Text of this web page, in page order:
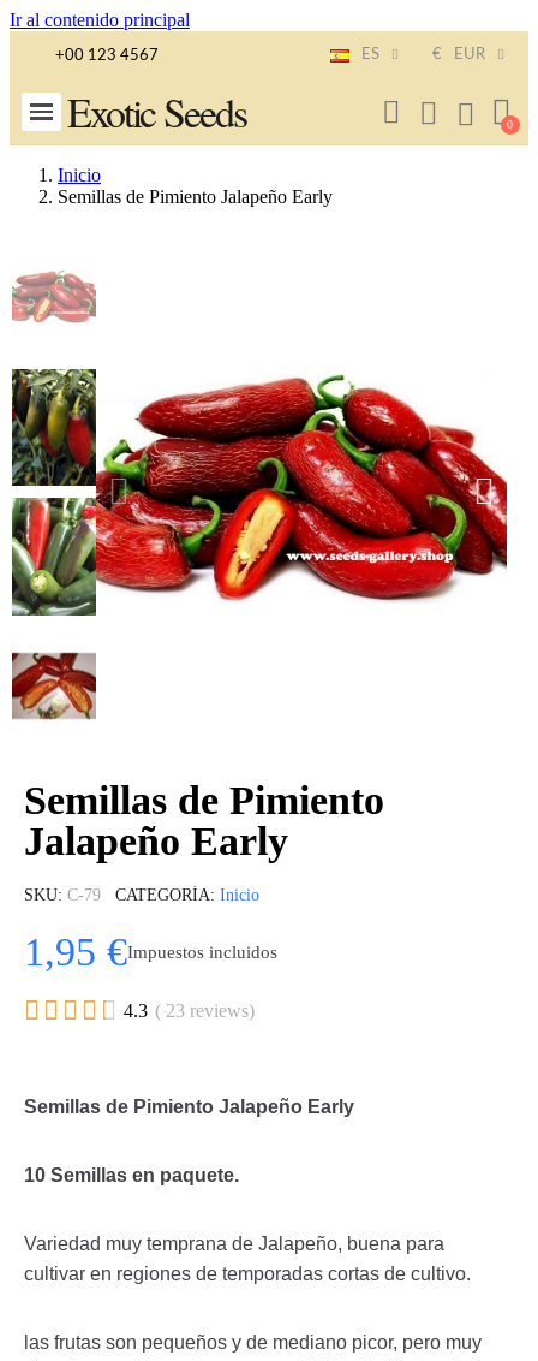
Ir al contenido principal
+00 123 4567 ES € EUR
Exotic Seeds
Inicio
Semillas de Pimiento Jalapeño Early
Semillas de Pimiento
Jalapeño Early
SKU C-79 CATEGORÍA Inicio
1,95 €Impuestos incluidos
     4.3 ( 23 reviews)
Semillas de Pimiento Jalapeño Early
10 Semillas en paquete.
Variedad muy temprana de Jalapeño, buena para
cultivar en regiones de temporadas cortas de cultivo.
las frutas son pequeños y de mediano picor, pero muy